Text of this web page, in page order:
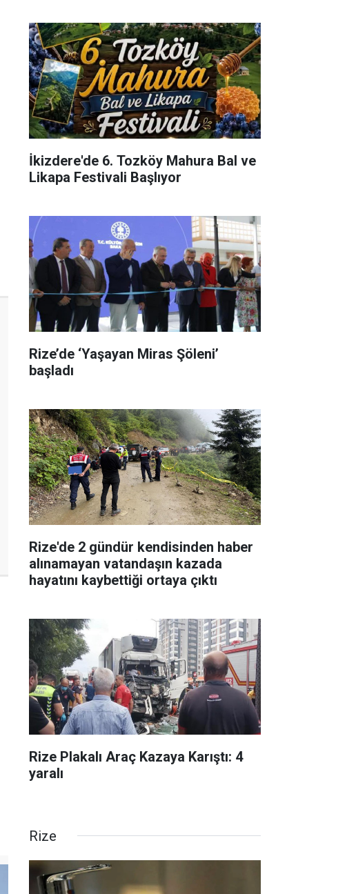
İkizdere'de 6. Tozköy Mahura Bal ve
Likapa Festivali Başlıyor
Rize’de ‘Yaşayan Miras Şöleni’
başladı
Rize'de 2 gündür kendisinden haber
alınamayan vatandaşın kazada
hayatını kaybettiği ortaya çıktı
Rize Plakalı Araç Kazaya Karıştı: 4
yaralı
Rize